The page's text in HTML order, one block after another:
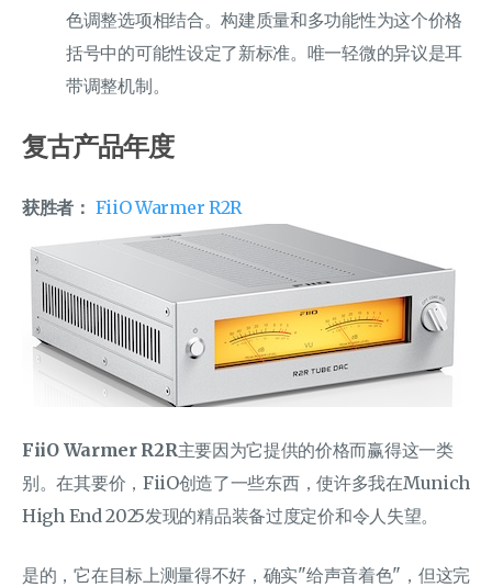
色调整选项相结合。构建质量和多功能性为这个价格
括号中的可能性设定了新标准。唯一轻微的异议是耳
带调整机制。
复古产品年度
获胜者： FiiO Warmer R2R
FiiO Warmer R2R主要因为它提供的价格而赢得这一类
别。在其要价，FiiO创造了一些东西，使许多我在Munich
High End 2025发现的精品装备过度定价和令人失望。
是的，它在目标上测量得不好，确实"给声音着色"，但这完